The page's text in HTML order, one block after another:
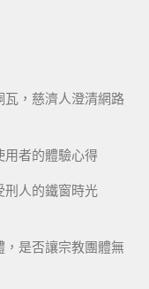
瓦，慈濟人澄清網路
用者的體驗心得
刑人的鐵窗時光
，是否讓宗教團體無